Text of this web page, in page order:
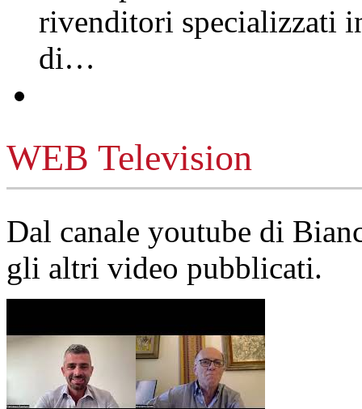
rivenditori specializzati
di…
WEB Television
Dal canale youtube di
gli altri video pubblicati.